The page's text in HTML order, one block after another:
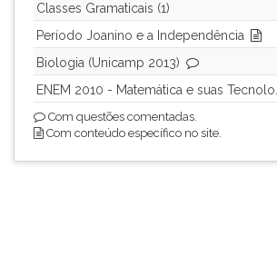
Classes Gramaticais (1)
Período Joanino e a Independência
Biologia (Unicamp 2013)
ENEM 2010 - Matemática e suas Tecnolo...
Com questões comentadas.
Com conteúdo específico no site.